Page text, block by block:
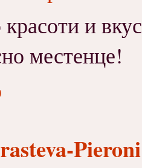
и
местенце!